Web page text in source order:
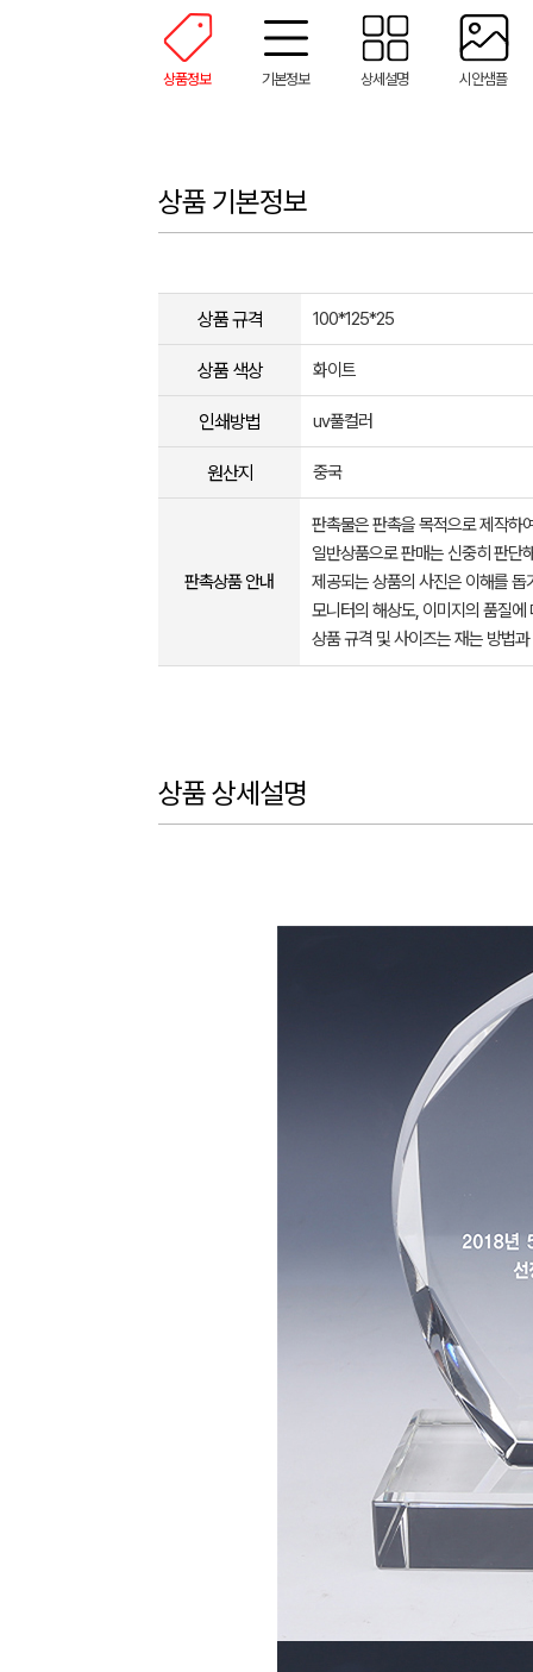
상품정보 기본정보 상세설명 시안샘플
상품 기본정보
상품 규격 100*125*25
상품 색상 화이트
인쇄방법 uv풀컬러
원산지 중국
판촉상품 안내
판촉물은 판촉을 목적으로 제작하
일반상품으로 판매는 신중히 판단
제공되는 상품의 사진은 이해를
모니터의 해상도, 이미지의 품질
상품 규격 및 사이즈는 재는 방법
상품 상세설명